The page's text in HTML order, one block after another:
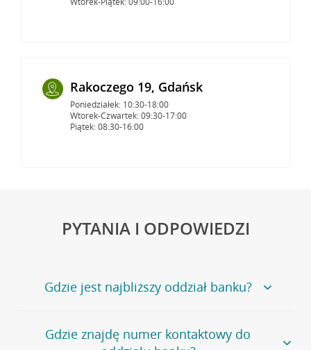
Rakoczego 19, Gdańsk
Poniedziałek: 10:30-18:00
Wtorek-Czwartek: 09:30-17:00
Piątek: 08:30-16:00
PYTANIA I ODPOWIEDZI
Gdzie jest najbliższy oddział banku?
Jeśli szukasz oddziału naszego banku, zapraszamy na
stronęPlacówki i bankomaty, na której znajduje się
Gdzie znajdę numer kontaktowy do